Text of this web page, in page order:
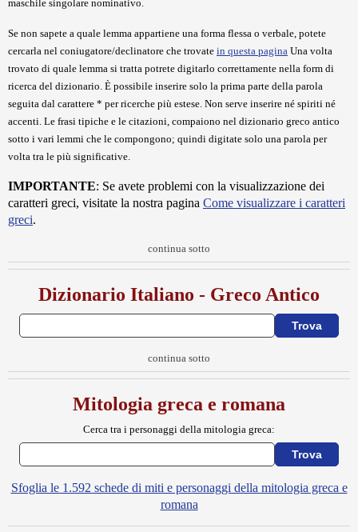
maschile singolare nominativo.
Se non sapete a quale lemma appartiene una forma flessa o verbale, potete
cercarla nel coniugatore/declinatore che trovate in questa pagina Una volta
trovato di quale lemma si tratta potrete digitarlo correttamente nella form di
ricerca del dizionario. È possibile inserire solo la prima parte della parola
seguita dal carattere * per ricerche più estese. Non serve inserire né spiriti né
accenti. Le frasi tipiche e le citazioni, compaiono nel dizionario greco antico
sotto i vari lemmi che le compongono; quindi digitate solo una parola per
volta tra le più significative.
IMPORTANTE: Se avete problemi con la visualizzazione dei
caratteri greci, visitate la nostra pagina Come visualizzare i caratteri
greci.
continua sotto
Dizionario Italiano - Greco Antico
continua sotto
Mitologia greca e romana
Cerca tra i personaggi della mitologia greca:
Sfoglia le 1.592 schede di miti e personaggi della mitologia greca e
romana